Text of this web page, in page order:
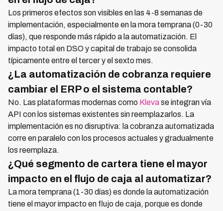
Los primeros efectos son visibles en las 4-8 semanas de
implementación, especialmente en la mora temprana (0-30
días), que responde más rápido a la automatización. El
impacto total en DSO y capital de trabajo se consolida
típicamente entre el tercer y el sexto mes.
¿La automatización de cobranza requiere
cambiar el ERP o el sistema contable?
No. Las plataformas modernas como Klevase integran vía
API con los sistemas existentes sin reemplazarlos. La
implementación es no disruptiva: la cobranza automatizada
corre en paralelo con los procesos actuales y gradualmente
los reemplaza.
¿Qué segmento de cartera tiene el mayor
impacto en el flujo de caja al automatizar?
La mora temprana (1-30 días) es donde la automatización
tiene el mayor impacto en flujo de caja, porque es donde